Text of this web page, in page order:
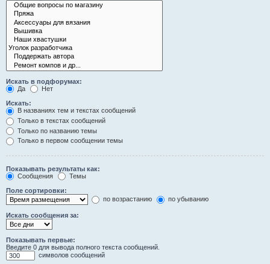
Искать в подфорумах:
Да
Нет
Искать:
В названиях тем и текстах сообщений
Только в текстах сообщений
Только по названию темы
Только в первом сообщении темы
Показывать результаты как:
Сообщения
Темы
Поле сортировки:
по возрастанию
по убыванию
Искать сообщения за:
Показывать первые:
Введите 0 для вывода полного текста сообщений.
символов сообщений